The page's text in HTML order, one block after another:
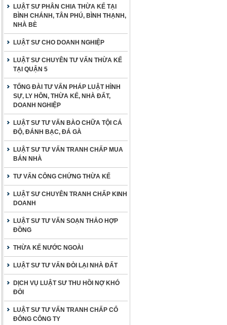
LUẬT SƯ PHÂN CHIA THỪA KẾ TẠI
BÌNH CHÁNH, TÂN PHÚ, BÌNH THẠNH,
NHÀ BÈ
LUẬT SƯ CHO DOANH NGHIỆP
LUẬT SƯ CHUYÊN TƯ VẤN THỪA KẾ
TẠI QUẬN 5
TỔNG ĐÀI TƯ VẤN PHÁP LUẬT HÌNH
SỰ, LY HÔN, THỪA KẾ, NHÀ ĐẤT,
DOANH NGHIỆP
LUẬT SƯ TƯ VẤN BÀO CHỮA TỘI CÁ
ĐỘ, ĐÁNH BẠC, ĐÁ GÀ
LUẬT SƯ TƯ VẤN TRANH CHẤP MUA
BÁN NHÀ
TƯ VẤN CÔNG CHỨNG THỪA KẾ
LUẬT SƯ CHUYÊN TRANH CHẤP KINH
DOANH
LUẬT SƯ TƯ VẤN SOẠN THẢO HỢP
ĐỒNG
THỪA KẾ NƯỚC NGOÀI
LUẬT SƯ TƯ VẤN ĐÒI LẠI NHÀ ĐẤT
DỊCH VỤ LUẬT SƯ THU HỒI NỢ KHÓ
ĐÒI
LUẬT SƯ TƯ VẤN TRANH CHẤP CỔ
ĐÔNG CÔNG TY